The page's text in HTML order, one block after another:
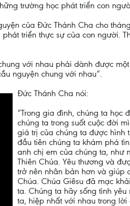
trường học phát triển con
của Đức Thánh Cha cho
triển thực sự của con người.
với nhau phải dành được
nguyện chung với nhau”.
Đức Thánh Cha nói:
“Trong gia đình, chúng ta học
chúng ta trong suốt cuộc đời
giá trị của chúng ta được hình
đầu tiên chúng ta khám phá
anh chị em của chúng ta, như
Thiên Chúa. Yêu thương và
trở nên nhân bản hơn và giúp
Chúa. Chúa Giêsu đã mạc
ta. Chúng ta hãy sống tình
ta, hiệp nhất với nhau trong lời